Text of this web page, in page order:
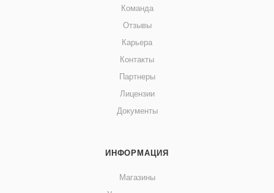
Команда
Отзывы
Карьера
Контакты
Партнеры
Лицензии
Документы
ИНФОРМАЦИЯ
Магазины